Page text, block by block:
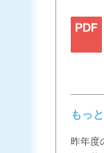
もっ
昨年度